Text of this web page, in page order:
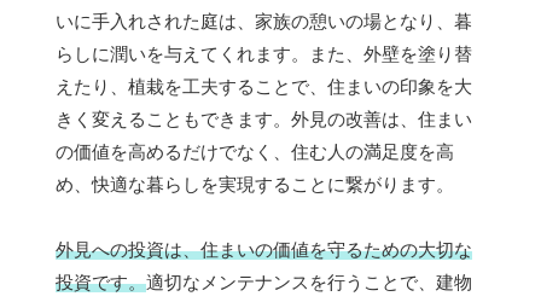
いに手入れされた庭は、家族の憩いの場となり、暮
らしに潤いを与えてくれます。また、外壁を塗り替
えたり、植栽を工夫することで、住まいの印象を大
きく変えることもできます。外見の改善は、住まい
の価値を高めるだけでなく、住む人の満足度を高
め、快適な暮らしを実現することに繋がります。
外見への投資は、住まいの価値を守るための大切な
投資です。適切なメンテナンスを行うことで、建物